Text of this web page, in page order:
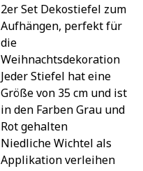
2er Set Dekostiefel zum
Aufhängen, perfekt für
die
Weihnachtsdekoration
Jeder Stiefel hat eine
Größe von 35 cm und ist
in den Farben Grau und
Rot gehalten
Niedliche Wichtel als
Applikation verleihen